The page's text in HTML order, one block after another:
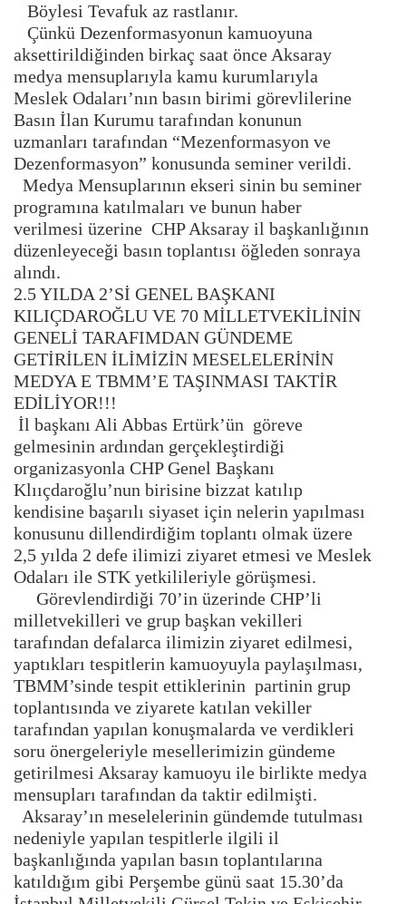
Böylesi Tevafuk az rastlanır.
Çünkü Dezenformasyonun kamuoyuna
aksettirildiğinden birkaç saat önce Aksaray
medya mensuplarıyla kamu kurumlarıyla
Meslek Odaları’nın basın birimi görevlilerine
Basın İlan Kurumu tarafından konunun
uzmanları tarafından “Mezenformasyon ve
Dezenformasyon” konusunda seminer verildi.
Medya Mensuplarının ekseri sinin bu seminer
programına katılmaları ve bunun haber
verilmesi üzerine CHP Aksaray il başkanlığının
düzenleyeceği basın toplantısı öğleden sonraya
alındı.
2.5 YILDA 2’Sİ GENEL BAŞKANI
KILIÇDAROĞLU VE 70 MİLLETVEKİLİNİN
GENELİ TARAFIMDAN GÜNDEME
GETİRİLEN İLİMİZİN MESELELERİNİN
MEDYA E TBMM’E TAŞINMASI TAKTİR
EDİLİYOR!!!
İl başkanı Ali Abbas Ertürk’ün göreve
gelmesinin ardından gerçekleştirdiği
organizasyonla CHP Genel Başkanı
Klııçdaroğlu’nun birisine bizzat katılıp
kendisine başarılı siyaset için nelerin yapılması
konusunu dillendirdiğim toplantı olmak üzere
2,5 yılda 2 defe ilimizi ziyaret etmesi ve Meslek
Odaları ile STK yetkilileriyle görüşmesi.
Görevlendirdiği 70’in üzerinde CHP’li
milletvekilleri ve grup başkan vekilleri
tarafından defalarca ilimizin ziyaret edilmesi,
yaptıkları tespitlerin kamuoyuyla paylaşılması,
TBMM’sinde tespit ettiklerinin partinin grup
toplantısında ve ziyarete katılan vekiller
tarafından yapılan konuşmalarda ve verdikleri
soru önergeleriyle mesellerimizin gündeme
getirilmesi Aksaray kamuoyu ile birlikte medya
mensupları tarafından da taktir edilmişti.
Aksaray’ın meselelerinin gündemde tutulması
nedeniyle yapılan tespitlerle ilgili il
başkanlığında yapılan basın toplantılarına
katıldığım gibi Perşembe günü saat 15.30’da